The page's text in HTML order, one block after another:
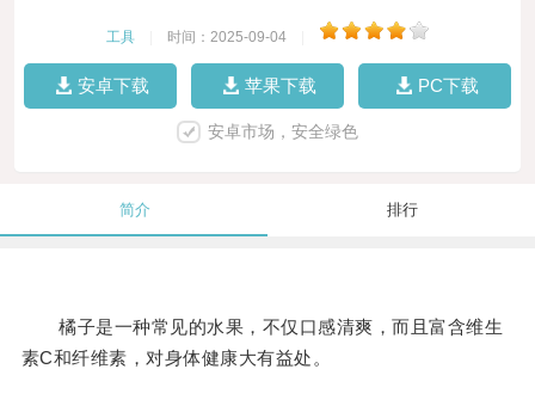
工具 时间：2025-09-04
安卓下载 苹果下载 PC下载
安卓市场，安全绿色
简介 排行
橘子是一种常见的水果，不仅口感清爽，而且富含维生
素C和纤维素，对身体健康大有益处。